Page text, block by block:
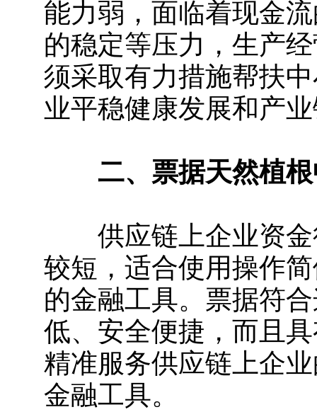
能力弱，面临着现金
的稳定等压力，生产
须采取有力措施帮扶
业平稳健康发展和产
二、票据天然植
供应链上企业资金
较短，适合使用操作
的金融工具。票据符
低、安全便捷，而且
精准服务供应链上企
金融工具。